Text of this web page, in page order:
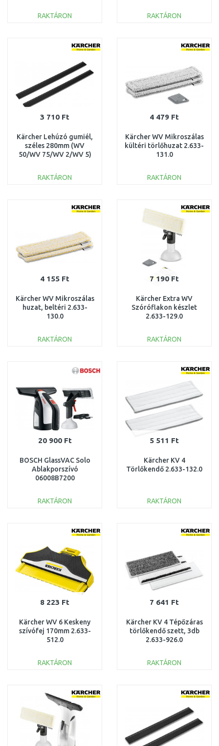
RAKTÁRON
Összehasonlítás
RAKTÁRON
Összehasonlítás
3 710 Ft
Kärcher Lehúzó gumiél,
széles 280mm (WV
50/WV 75/WV 2/WV 5)
RAKTÁRON
Összehasonlítás
4 479 Ft
Kärcher WV Mikroszálas
kültéri törlőhuzat 2.633-
131.0
RAKTÁRON
Összehasonlítás
4 155 Ft
Kärcher WV Mikroszálas
huzat, beltéri 2.633-
130.0
RAKTÁRON
Összehasonlítás
7 190 Ft
Kärcher Extra WV
Szóróflakon készlet
2.633-129.0
RAKTÁRON
Összehasonlítás
20 900 Ft
BOSCH GlassVAC Solo
Ablakporszívó
06008B7200
RAKTÁRON
Összehasonlítás
5 511 Ft
Kärcher KV 4
Törlőkendő 2.633-132.0
RAKTÁRON
Összehasonlítás
8 223 Ft
Kärcher WV 6 Keskeny
szívófej 170mm 2.633-
512.0
RAKTÁRON
Összehasonlítás
7 641 Ft
Kärcher KV 4 Tépőzáras
törlőkendő szett, 3db
2.633-926.0
RAKTÁRON
Összehasonlítás